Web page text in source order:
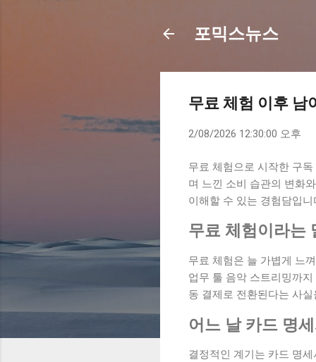
포믹스뉴스
무료 체험 이후 남
2/08/2026 12:30:00 오후
무료 체험으로 시작한 구
며 느낀 소비 습관의 변화
이해할 수 있는 경험담입니
무료 체험이라는
무료 체험은 늘 가볍게 느
업무 툴 음악 스트리밍까
동 결제로 전환된다는 사
어느 날 카드 명
결정적인 계기는 카드 명